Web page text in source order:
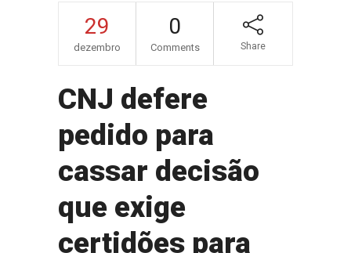
29
dezembro
0
Comments Share
CNJ defere
pedido para
cassar decisão
que exige
certidões para